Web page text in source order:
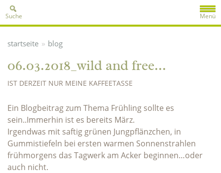
Menü
Suche
startseite » blog
06.03.2018_wild and free...
IST DERZEIT NUR MEINE KAFFEETASSE
Ein Blogbeitrag zum Thema Frühling sollte es
sein..Immerhin ist es bereits März.
Irgendwas mit saftig grünen Jungpflänzchen, in
Gummistiefeln bei ersten warmen Sonnenstrahlen
frühmorgens das Tagwerk am Acker beginnen…oder
auch nicht.